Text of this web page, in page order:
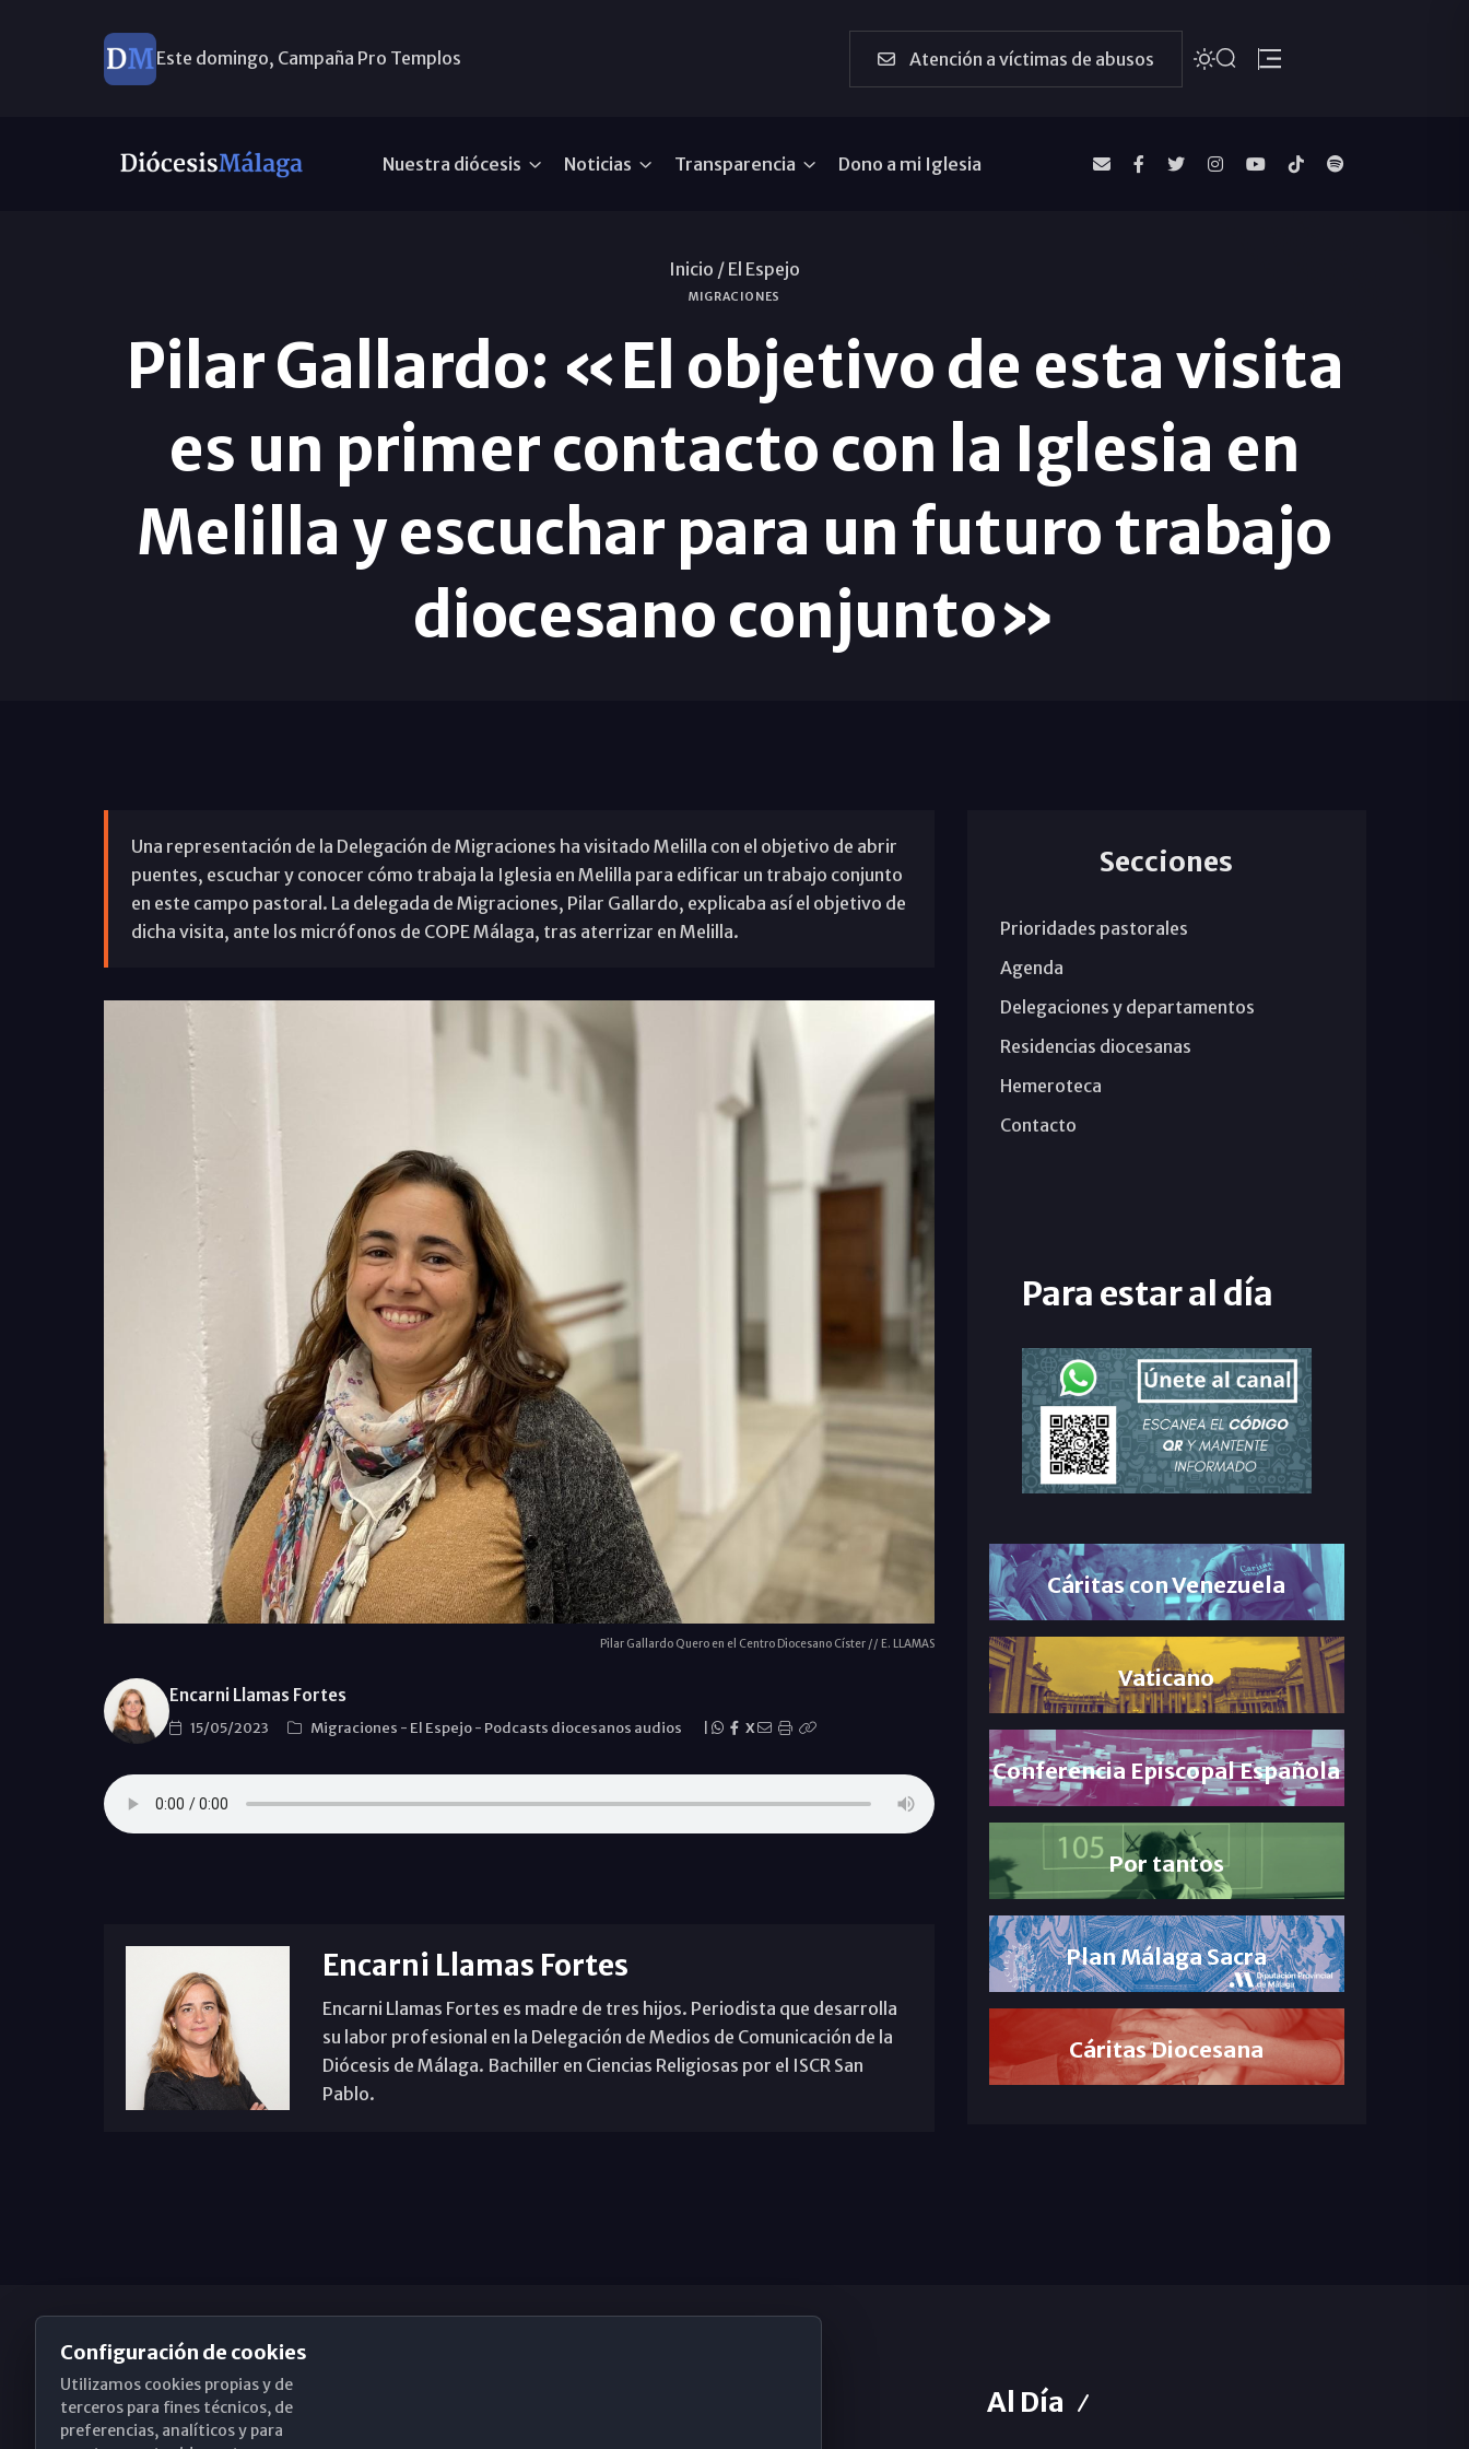
Este domingo, Campaña Pro Templos Atención a víctimas de abusos
Nuestra diócesis Noticias Transparencia Dono a mi Iglesia
Inicio / El Espejo
MIGRACIONES
Pilar Gallardo: «El objetivo de esta visita
es un primer contacto con la Iglesia en
Melilla y escuchar para un futuro trabajo
diocesano conjunto»
Una representación de la Delegación de Migraciones ha visitado Melilla con el objetivo de abrir
puentes, escuchar y conocer cómo trabaja la Iglesia en Melilla para edificar un trabajo conjunto
en este campo pastoral. La delegada de Migraciones, Pilar Gallardo, explicaba así el objetivo de
dicha visita, ante los micrófonos de COPE Málaga, tras aterrizar en Melilla.
Pilar Gallardo Quero en el Centro Diocesano Císter // E. LLAMAS
Encarni Llamas Fortes
15/05/2023 Migraciones - El Espejo- Podcasts diocesanos audios X
Encarni Llamas Fortes
Encarni Llamas Fortes es madre de tres hijos. Periodista que desarrolla
su labor profesional en la Delegación de Medios de Comunicación de la
Diócesis de Málaga. Bachiller en Ciencias Religiosas por el ISCR San
Pablo.
Secciones
Prioridades pastorales
Agenda
Delegaciones y departamentos
Residencias diocesanas
Hemeroteca
Contacto
Para estar al día
Cáritas con Venezuela
Vaticano
Conferencia Episcopal Española
Por tantos
Plan Málaga Sacra
Cáritas Diocesana
Obispado de Málaga Al Día
Configuración de cookies
Utilizamos cookies propias y de
terceros para fines técnicos, de
preferencias, analíticos y para